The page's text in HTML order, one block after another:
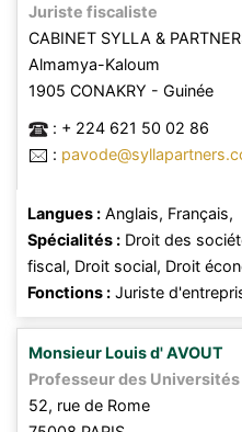
Juriste fiscaliste
CABINET SYLLA &
Almamya-Kaloum
1905 CONAKRY - Guinée
: + 224 621 50 02 86
:
Langues : Anglais, Français,
Spécialités : Droit des
fiscal, Droit social, Droit
Fonctions : Juriste
Monsieur Louis d'AVOUT
Professeur des Universités
52, rue de Rome